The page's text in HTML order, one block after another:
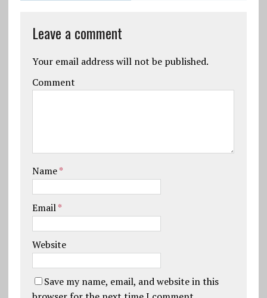
Leave a comment
Your email address will not be published.
Comment
Name*
Email*
Website
Save my name, email, and website in this